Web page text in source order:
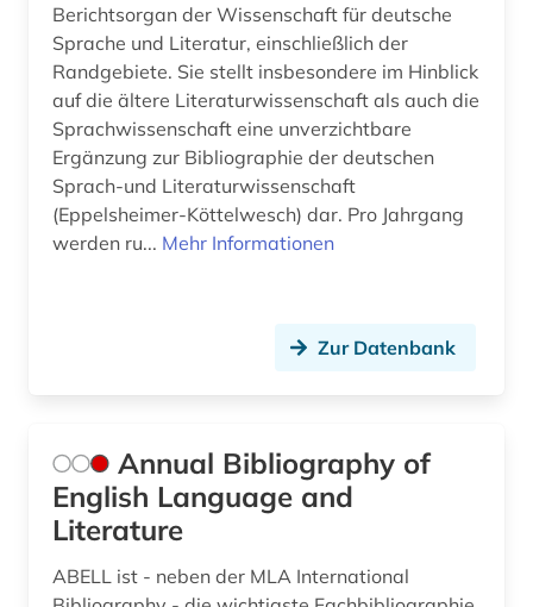
Berichtsorgan der Wissenschaft für deutsche
Sprache und Literatur, einschließlich der
Randgebiete. Sie stellt insbesondere im Hinblick
auf die ältere Literaturwissenschaft als auch die
Sprachwissenschaft eine unverzichtbare
Ergänzung zur Bibliographie der deutschen
Sprach-und Literaturwissenschaft
(Eppelsheimer-Köttelwesch) dar. Pro Jahrgang
werden ru... Mehr Informationen
Zur Datenbank
Annual Bibliography of
English Language and
Literature
ABELL ist - neben der MLA International